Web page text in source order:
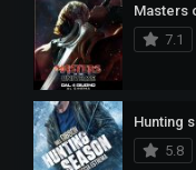
Masters
7.1
Hunting
5.8